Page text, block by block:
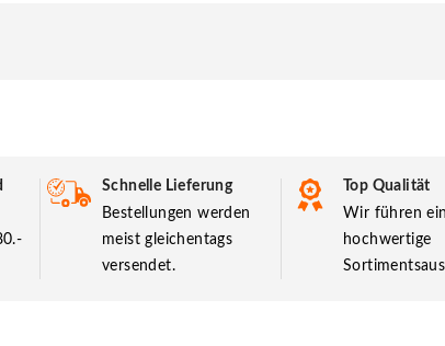
Schnelle Lieferung
Bestellungen werden
meist gleichentags
versendet.
Top Qualität
Wir führen
hochwertige